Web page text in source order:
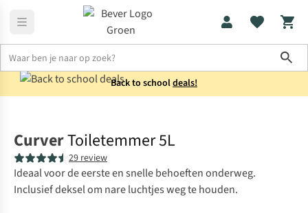
Back to schooldeals!
CurverToiletemmer 5L
29 review
Ideaal voor de eerste en snelle behoeften onderweg.
Inclusief deksel om nare luchtjes weg te houden.